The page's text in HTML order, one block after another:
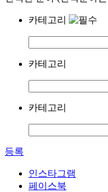
카테고리
카테고리
카테고리
등록
인스타그램
페이스북